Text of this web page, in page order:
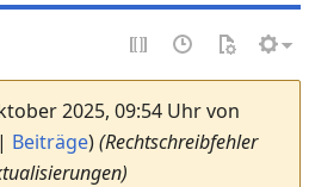
2025, 09:54 Uhr von
| Beiträge)(Rechtschreibfehler